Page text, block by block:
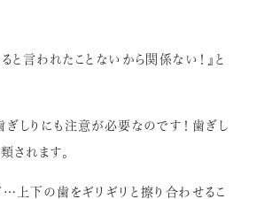
と言われたことないから関係ない！』と
ぎしりにも注意が必要なのです！歯ぎし
されます。
… 上下の歯をギリギリと擦り合わせるこ